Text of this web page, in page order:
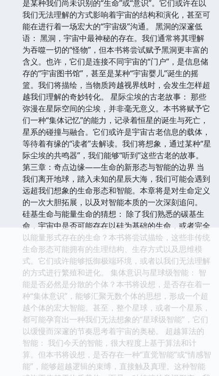
是某种我们尚未识别的“生命”或“意识”。它们或许在以
我们无法理解的方式影响着宇宙的结构和演化，甚至可
能在进行着一场宏大的“宇宙级”沟通。 黑洞的深邃低
语： 黑洞，宇宙中最神秘的存在。我们通常将其理解
为吞噬一切的“怪物”，但本书将尝试赋予黑洞更丰富的
含义。也许，它们是连接不同宇宙的“门户”，是信息储
存的“宇宙图书馆”，甚至是某种“宇宙婴儿”诞生的摇
篮。我们将描绘，当物质跨越视界线时，会发生怎样超
越我们理解的奇妙转化。 星际尘埃的古老故事： 那些
弥漫在星际空间的尘埃，并非毫无意义。本书将赋予它
们一种“集体记忆”的能力，记录着恒星的诞生与死亡，
星系的碰撞与融合。它们或许是宇宙古老信息的载体，
等待着有缘的“读者”去解读。我们将想象，通过某种“星
际尘埃的共鸣器”，我们能够“听到”这些古老的故事。
第三章：奇点边缘——生命的新形态与智能的边界 当
我们离开地球，踏入未知的星辰大海，我们可能会遇到
远超我们想象的生命形态和智能。本章将是对生命定义
的一次大胆拓展，以及对智能本质的一次深刻追问。
硅基生命与能量生命的猜想： 除了我们熟悉的碳基生
命，宇宙中是否可能存在以硅为基础的生命，或者完全
以能量形式存在的生命？本书将尝试描绘，这些非传统
生命形态可能拥有的生理结构、生存方式以及思维模
式。它们或许能够抵御极端环境，或者以我们无法理解
的方式进行繁殖和进化。 集体意识与星球级智能： 智
能是否必然是分散的个体？本书将设想，是否存在着一
种“集体意识”，能够汇聚无数个体的思想，形成一个超
越个体的宏大智能。甚至，整个星球，或者一个星系，
都可能孕育出一种我们无法想象的“星球级智能”，它们
以缓慢而深邃的节奏思考着宇宙的奥秘。 超越算法的
智能： 我们今天的智能，很大程度上基于算法和计
算。但本书将设想，是否存在一种“直觉智能”或“情感智
能”，能够超越逻辑的束缚，直接触及真理。这种智能